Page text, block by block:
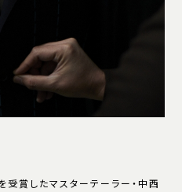
賞したマスターテーラー・中西